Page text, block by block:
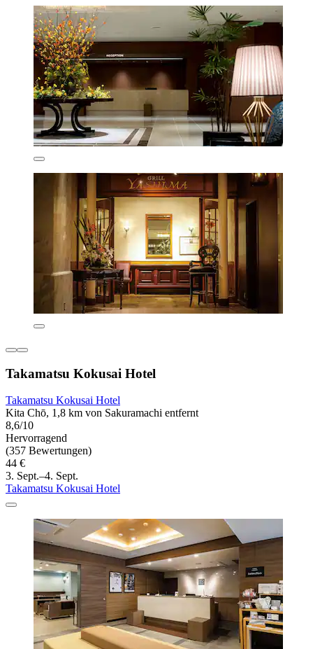
Takamatsu Kokusai Hotel
Takamatsu Kokusai Hotel
Kita Chō, 1,8 km von Sakuramachi entfernt
8,6/10
Hervorragend
(357 Bewertungen)
44 €
3. Sept.–4. Sept.
Takamatsu Kokusai Hotel